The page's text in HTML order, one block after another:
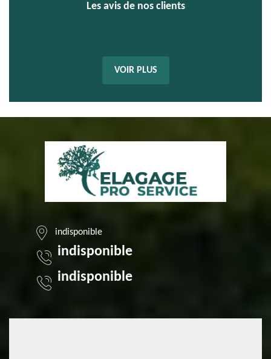
Les avis de nos clients
VOIR PLUS
indisponible
indisponible
indisponible